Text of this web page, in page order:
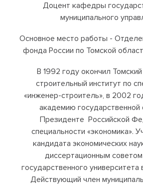
Доцент кафедры
муниципального
Основное место работы -
фонда России по Томской
В 1992 году окончил
строительный институт по
«инженер-строитель», в 2002
академию
Президенте Российской
специальности «экономика».
кандидата экономических
диссертационным
государственного
Действующий член